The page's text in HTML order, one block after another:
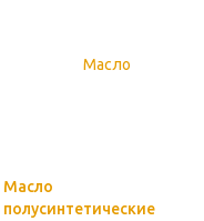
Масло
полусинтетические